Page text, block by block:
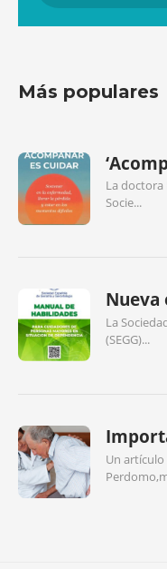
Más populares
La doctora
Socie...
Nueva
La
(SEGG)...
Un artículo